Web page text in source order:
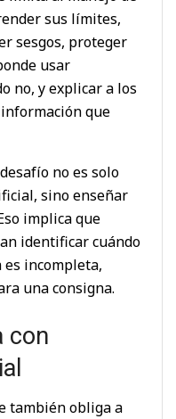
sus límites,
sesgos, proteger
usar
no, y explicar a los
que
no es solo
sino enseñar
implica que
identificar cuándo
incompleta,
una consigna.
con
también obliga a